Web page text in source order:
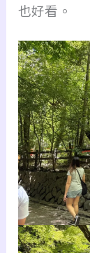
也好看。